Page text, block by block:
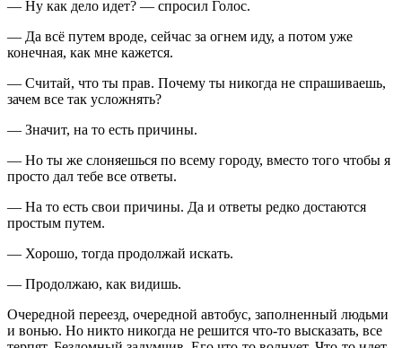
— Ну как дело идет? — спросил Голос.
— Да всё путем вроде, сейчас за огнем иду, а потом уже
конечная, как мне кажется.
— Считай, что ты прав. Почему ты никогда не спрашиваешь,
зачем все так усложнять?
— Значит, на то есть причины.
— Но ты же слоняешься по всему городу, вместо того чтобы я
просто дал тебе все ответы.
— На то есть свои причины. Да и ответы редко достаются
простым путем.
— Хорошо, тогда продолжай искать.
— Продолжаю, как видишь.
Очередной переезд, очередной автобус, заполненный людьми
и вонью. Но никто никогда не решится что-то высказать, все